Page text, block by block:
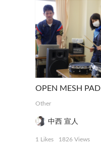
OPEN MESH PAD
Other
中西 宣人
1 Likes 1826 Views